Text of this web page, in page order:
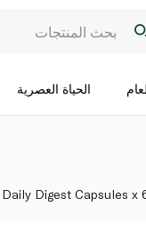
الحياة العصرية
Digest Capsules x